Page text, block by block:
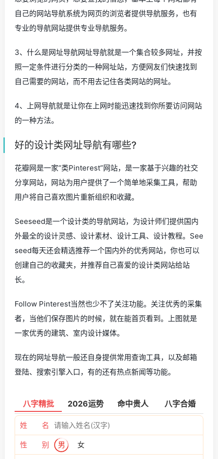
自己的网站导航系统为网页的浏览者提供导航服务，也有
专业的导航网站提供专业导航服务。
3、什么是网址导航网址导航就是一个集合较多网址，并按
照一定条件进行分类的一种网址站，方便网友们快速找到
自己需要的网站，而不用去记住各类网站的网址。
4、上网导航就是让你在上网时能迅速找到你所要访问网站
的一种方法。
好的设计类网址导航有哪些?
花瓣网是一家“类Pinterest”网站，是一家基于兴趣的社交
分享网站，网站为用户提供了一个简单地采集工具，帮助
用户将自己喜欢图片重新组织和收藏。
Seeseed是一个设计类的导航网站，为设计师们提供国内
外最全的设计灵感、设计素材、设计工具、设计教程。See
seed每天还会精选推荐一个国内外的优秀网站，你也可以
创建自己的收藏夹，并推荐自己喜爱的设计类网站给站
长。
Follow Pinterest当然也少不了关注功能。关注优秀的采集
者，当他们保存图片的时候，就在能首页看到。上图就是
一家优秀的建筑、室内设计媒体。
现在的网址导航一般还自身提供常用查询工具，以及邮箱
登陆、搜索引擎入口，有的还有热点新闻等功能。
八字精批 2026运势 命中贵人 八字合婚
姓 名
性 别 男 女